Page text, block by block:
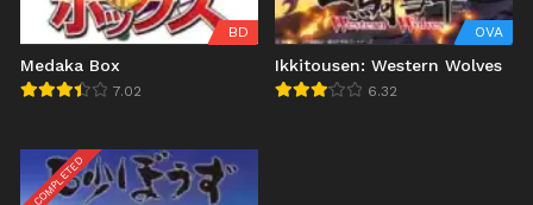
BD
Medaka Box
7.02
OVA
Ikkitousen: Western Wolves
6.32
COMPLETED